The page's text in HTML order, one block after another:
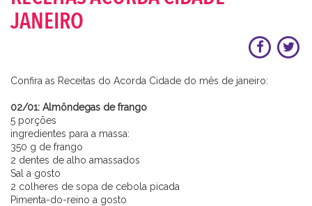
32 99918-1483
JANEIRO
Confira as Receitas do Acorda Cidade do mês de janeiro:
02/01: Almôndegas de frango
5 porções
ingredientes para a massa:
350 g de frango
2 dentes de alho amassados
Sal a gosto
2 colheres de sopa de cebola picada
Pimenta-do-reino a gosto